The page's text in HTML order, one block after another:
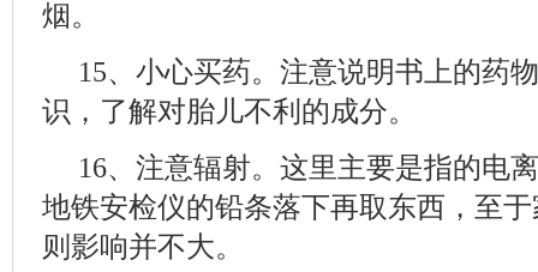
烟。
15、小心买药。注意说明书上的药
识，了解对胎儿不利的成分。
16、注意辐射。这里主要是指的电
地铁安检仪的铅条落下再取东西，至
则影响并不大。